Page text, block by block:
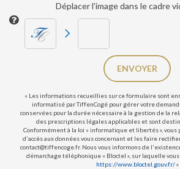
Déplacer l'image dans le cadre
ENVOYER
« Les informations recueillies sur ce formulaire sont
informatisé par TiffenCogé pour gérer votre
conservées pour la durée nécessaire à la gestion de la
des prescriptions légales applicables et sont
Conformément à la loi « informatique et libertés », vous
d'accès aux données vous concernant et les faire
contact@tiffencoge.fr. Nous vous informons de
démarchage téléphonique « Bloctel », sur laquelle
https://www.bloctel.gouv.fr/»